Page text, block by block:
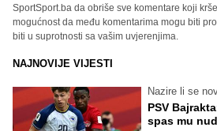
SportSport.ba da obriše sve komentare koji
mogućnost da među komentarima mogu biti
biti u suprotnosti sa vašim uvjerenjima.
NAJNOVIJE VIJESTI
Nazire li se
PSV
spas mu